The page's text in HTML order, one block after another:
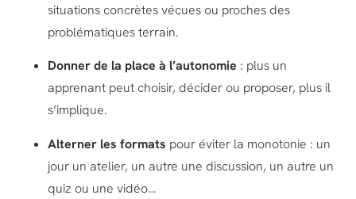
situations concrètes vécues ou proches des
problématiques terrain.
Donner de la place à l’autonomie : plus un
apprenant peut choisir, décider ou proposer, plus il
s’implique.
Alterner les formats pour éviter la monotonie : un
jour un atelier, un autre une discussion, un autre un
quiz ou une vidéo…